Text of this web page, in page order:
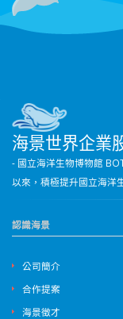
海景世界企業
- 國立海洋生物博物館
以來，積極提升國立海洋
認識海景
公司簡介
合作提案
海景徵才